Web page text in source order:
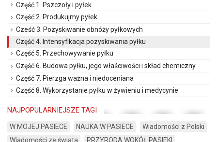
Część 1. Pszczoły i pyłek
Część 2. Produkujmy pyłek
Cześć 3. Pozyskiwanie obnóży pyłkowych
Część 4. Intensyfikacja pozyskiwania pyłku
Część 5. Przechowywanie pyłku
Część 6. Budowa pyłku, jego właściwości i skład chemiczny
Część 7. Pierzga ważna i niedoceniana
Część 8. Wykorzystanie pyłku w żywieniu i medycynie
NAJPOPULARNIEJSZE TAGI
W MOJEJ PASIECE NAUKA W PASIECE
Wiadomości z Polski
Wiadomości ze świata
PRZYRODA WOKÓŁ PASIEKI